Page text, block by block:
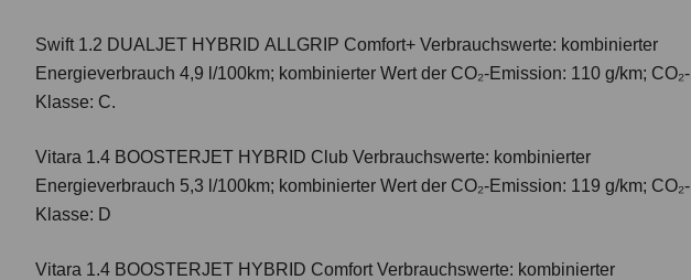
Swift 1.2 DUALJET HYBRID ALLGRIP Comfort+ Verbrauchswerte: kombinierter
Energieverbrauch 4,9 l/100km; kombinierter Wert der CO₂-Emission: 110 g/km; CO₂-
Klasse: C.
Vitara 1.4 BOOSTERJET HYBRID Club Verbrauchswerte: kombinierter
Energieverbrauch 5,3 l/100km; kombinierter Wert der CO₂-Emission: 119 g/km; CO₂-
Klasse: D
Vitara 1.4 BOOSTERJET HYBRID ComfortVerbrauchswerte: kombinierter